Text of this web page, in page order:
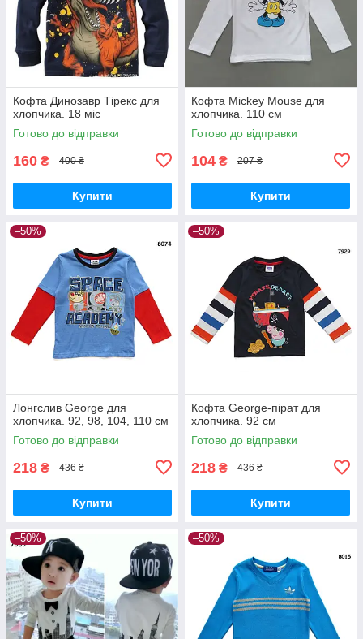
Кофта Динозавр Тірекс для
хлопчика. 18 міс
Готово до відправки
160 ₴ 400 ₴
Купити
Кофта Mickey Mouse для
хлопчика. 110 см
Готово до відправки
104 ₴ 207 ₴
Купити
–50%
Лонгслив George для
хлопчика. 92, 98, 104, 110 см
Готово до відправки
218 ₴ 436 ₴
Купити
–50%
Кофта George-пірат для
хлопчика. 92 см
Готово до відправки
218 ₴ 436 ₴
Купити
–50% –50%